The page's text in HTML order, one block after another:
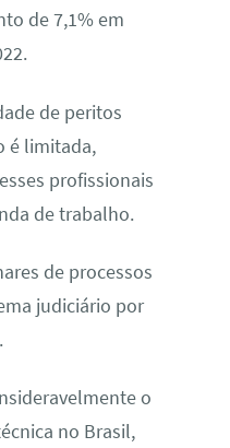
de 7,1% em
de peritos
é limitada,
profissionais
de trabalho.
de processos
judiciário por
o
no Brasil,